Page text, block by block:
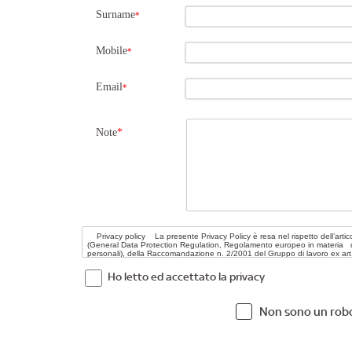
Surname*
Mobile*
Email*
Note*
Ho letto ed accettato la privacy
Non sono un